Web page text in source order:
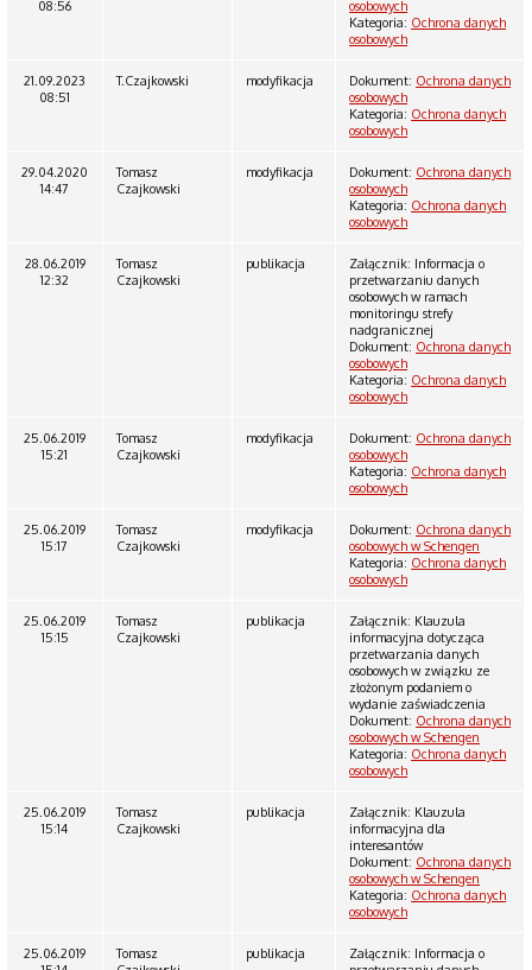
08:56
osobowych
Kategoria: Ochrona danych
osobowych
21.09.2023
08:51
T.Czajkowski modyfikacja Dokument: Ochrona danych
osobowych
Kategoria: Ochrona danych
osobowych
29.04.2020
14:47
Tomasz
Czajkowski
modyfikacja Dokument: Ochrona danych
osobowych
Kategoria: Ochrona danych
osobowych
28.06.2019
12:32
Tomasz
Czajkowski
publikacja
Załącznik: Informacja o
przetwarzaniu danych
osobowych w ramach
monitoringu strefy
nadgranicznej
Dokument: Ochrona danych
osobowych
Kategoria: Ochrona danych
osobowych
25.06.2019
15:21
Tomasz
Czajkowski
modyfikacja Dokument: Ochrona danych
osobowych
Kategoria: Ochrona danych
osobowych
25.06.2019
15:17
Tomasz
Czajkowski
modyfikacja Dokument: Ochrona danych
osobowych w Schengen
Kategoria: Ochrona danych
osobowych
25.06.2019
15:15
Tomasz
Czajkowski
publikacja
Załącznik: Klauzula
informacyjna dotycząca
przetwarzania danych
osobowych w związku ze
złożonym podaniem o
wydanie zaświadczenia
Dokument: Ochrona danych
osobowych w Schengen
Kategoria: Ochrona danych
osobowych
25.06.2019
15:14
Tomasz
Czajkowski
publikacja
Załącznik: Klauzula
informacyjna dla
interesantów
Dokument: Ochrona danych
osobowych w Schengen
Kategoria: Ochrona danych
osobowych
25.06.2019
Tomasz
publikacja
Załącznik: Informacja o